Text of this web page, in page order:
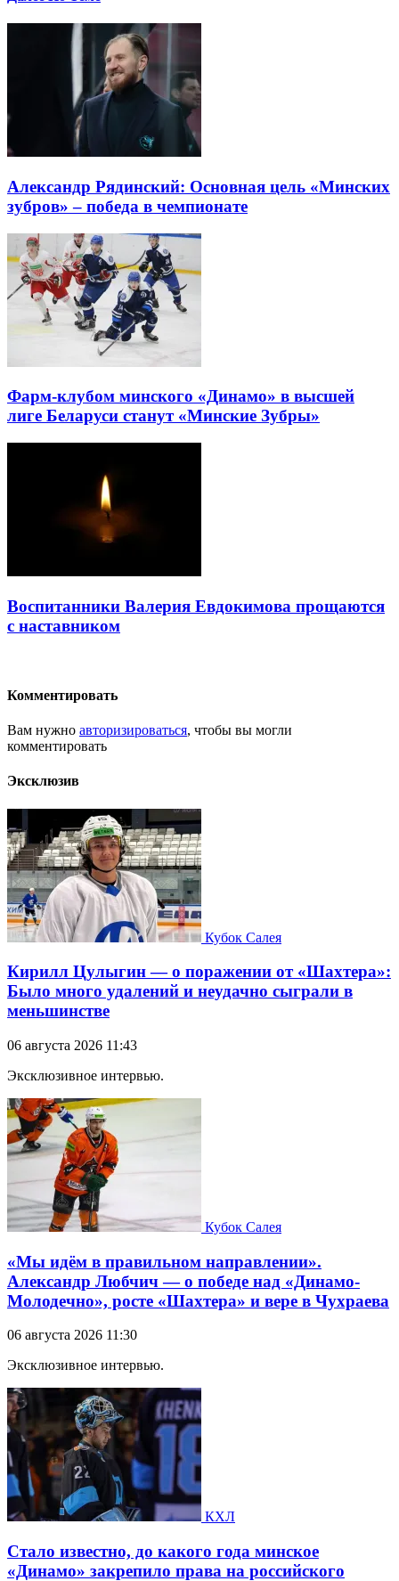
Александр Рядинский: Основная цель «Минских
зубров» – победа в чемпионате
Фарм-клубом минского «Динамо» в высшей
лиге Беларуси станут «Минские Зубры»
Воспитанники Валерия Евдокимова прощаются
с наставником
Комментировать
Вам нужно авторизироваться, чтобы вы могли
комментировать
Эксклюзив
Кубок Салея
Кирилл Цулыгин — о поражении от «Шахтера»:
Было много удалений и неудачно сыграли в
меньшинстве
06 августа 2026 11:43
Эксклюзивное интервью.
Кубок Салея
«Мы идём в правильном направлении».
Александр Любчич — о победе над «Динамо-
Молодечно», росте «Шахтера» и вере в Чухраева
06 августа 2026 11:30
Эксклюзивное интервью.
КХЛ
Стало известно, до какого года минское
«Динамо» закрепило права на российского